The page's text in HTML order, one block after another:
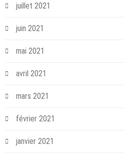
juillet 2021
juin 2021
mai 2021
avril 2021
mars 2021
février 2021
janvier 2021